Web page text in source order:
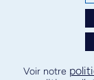
© Faculté de
Plan de site
Voir notre